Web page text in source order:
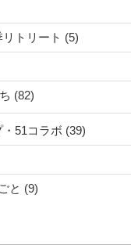
トリート (5)
(82)
51コラボ (39)
と (9)